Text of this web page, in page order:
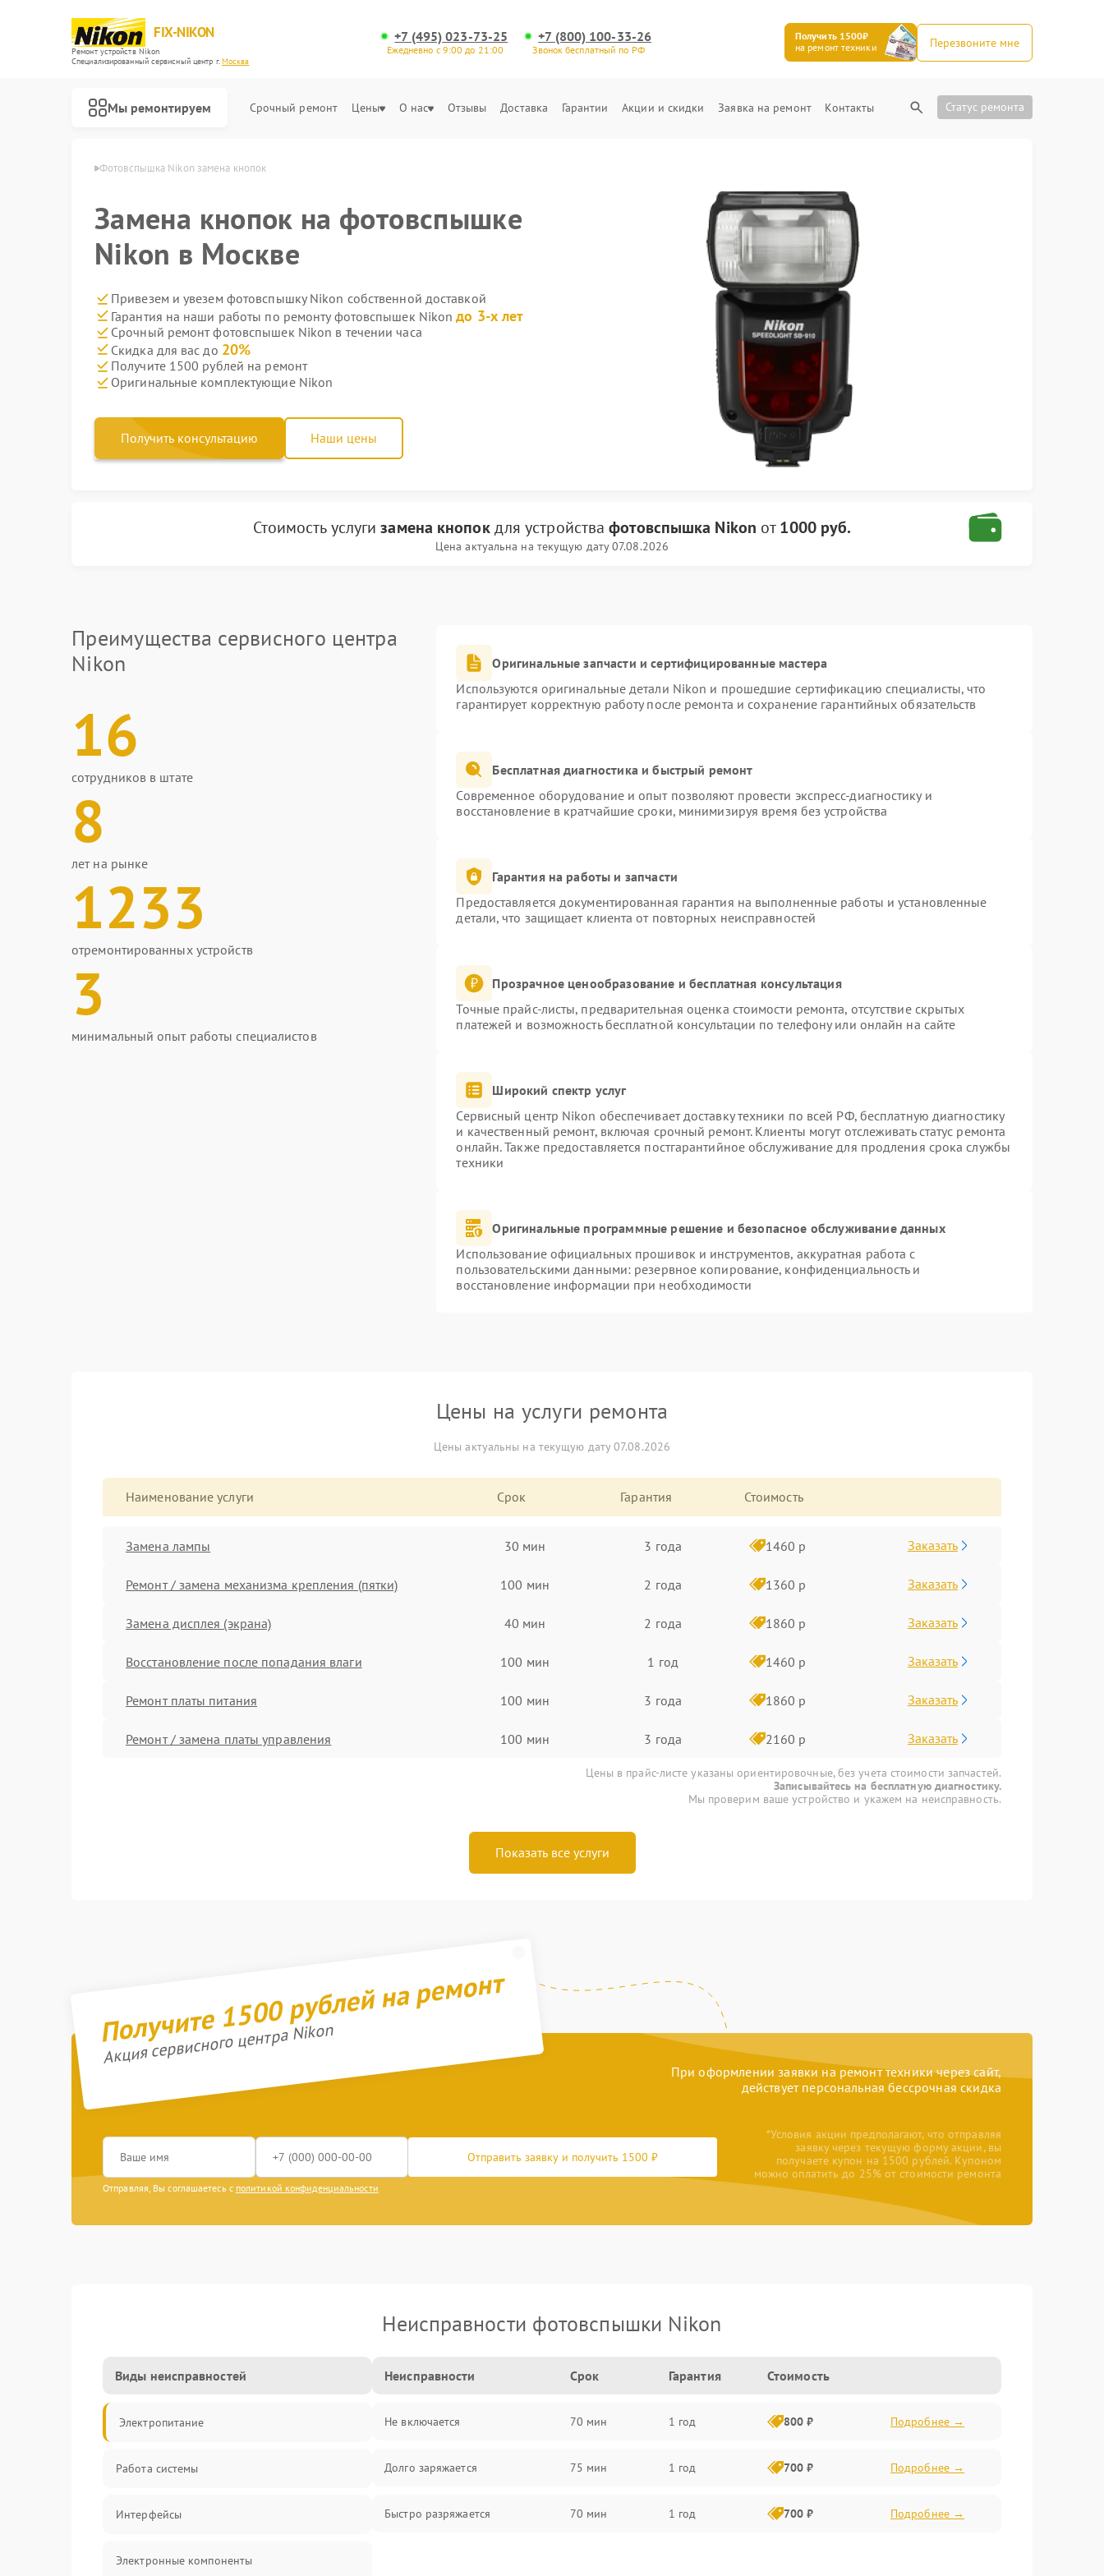
FIX-NIKON
Ремонт устройств Nikon
Специализированный cервисный центр г.Москва
+7 (495) 023-73-25
Ежедневно с 9:00 до 21:00
+7 (800) 100-33-26
Звонок бесплатный по РФ
Получить 1500₽
на ремонт техники
Перезвоните мне
Мы ремонтируем Срочный ремонт Цены О нас Отзывы Доставка Гарантии Акции и скидки Заявка на ремонт Контакты Статус ремонта
Nikon в Москве Фотовспышка Nikon замена кнопок
Замена кнопок на фотовспышке
Nikon в Москве
Привезем и увезем фотовспышку Nikon собственной доставкой
Гарантия на наши работы по ремонту фотовспышек Nikonдо 3-х лет
Срочный ремонт фотовспышек Nikon в течении часа
Скидка для вас до 20%
Получите 1500 рублей на ремонт
Оригинальные комплектующие Nikon
Получить консультацию Наши цены
Стоимость услугизамена кнопокдля устройствафотовспышка Nikon от1000 руб.
Цена актуальна на текущую дату 07.08.2026
Преимущества сервисного центра
Nikon
16
сотрудников в штате
8
лет на рынке
1233
отремонтированных устройств
3
минимальный опыт работы специалистов
Оригинальные запчасти и сертифицированные мастера
Используются оригинальные детали Nikon и прошедшие сертификацию специалисты, что
гарантирует корректную работу после ремонта и сохранение гарантийных обязательств
Бесплатная диагностика и быстрый ремонт
Современное оборудование и опыт позволяют провести экспресс-диагностику и
восстановление в кратчайшие сроки, минимизируя время без устройства
Гарантия на работы и запчасти
Предоставляется документированная гарантия на выполненные работы и установленные
детали, что защищает клиента от повторных неисправностей
Прозрачное ценообразование и бесплатная консультация
Точные прайс-листы, предварительная оценка стоимости ремонта, отсутствие скрытых
платежей и возможность бесплатной консультации по телефону или онлайн на сайте
Широкий спектр услуг
Сервисный центр Nikon обеспечивает доставку техники по всей РФ, бесплатную диагностику
и качественный ремонт, включая срочный ремонт. Клиенты могут отслеживать статус ремонта
онлайн. Также предоставляется постгарантийное обслуживание для продления срока службы
техники
Оригинальные программные решение и безопасное обслуживание данных
Использование официальных прошивок и инструментов, аккуратная работа с
пользовательскими данными: резервное копирование, конфиденциальность и
восстановление информации при необходимости
Цены на услуги ремонта
Цены актуальны на текущую дату 07.08.2026
Наименование услуги Срок Гарантия Стоимость
Замена лампы 30 мин 3 года 1460 р Заказать
Ремонт / замена механизма крепления (пятки) 100 мин 2 года 1360 р Заказать
Замена дисплея (экрана) 40 мин 2 года 1860 р Заказать
Восстановление после попадания влаги 100 мин 1 год 1460 р Заказать
Ремонт платы питания 100 мин 3 года 1860 р Заказать
Ремонт / замена платы управления 100 мин 3 года 2160 р Заказать
Цены в прайс-листе указаны ориентировочные, без учета стоимости запчастей.
Записывайтесь на бесплатную диагностику.
Мы проверим ваше устройство и укажем на неисправность.
Показать все услуги
Получите 1500 рублей на ремонт
Акция сервисного центра Nikon
При оформлении заявки на ремонт техники через сайт,
действует персональная бессрочная скидка
Отправить заявку и получить 1500 ₽
Отправляя, Вы соглашаетесь с политикой конфиденциальности
*Условия акции предполагают, что отправляя
заявку через текущую форму акции, вы
получаете купон на 1500 рублей. Купоном
можно оплатить до 25% от стоимости ремонта
Неисправности фотовспышки Nikon
Виды неисправностей
Электропитание
Работа системы
Интерфейсы
Электронные компоненты
Неисправности Срок Гарантия Стоимость
Не включается 70 мин 1 год 800 ₽ Подробнее →
Долго заряжается 75 мин 1 год 700 ₽ Подробнее →
Быстро разряжается 70 мин 1 год 700 ₽ Подробнее →